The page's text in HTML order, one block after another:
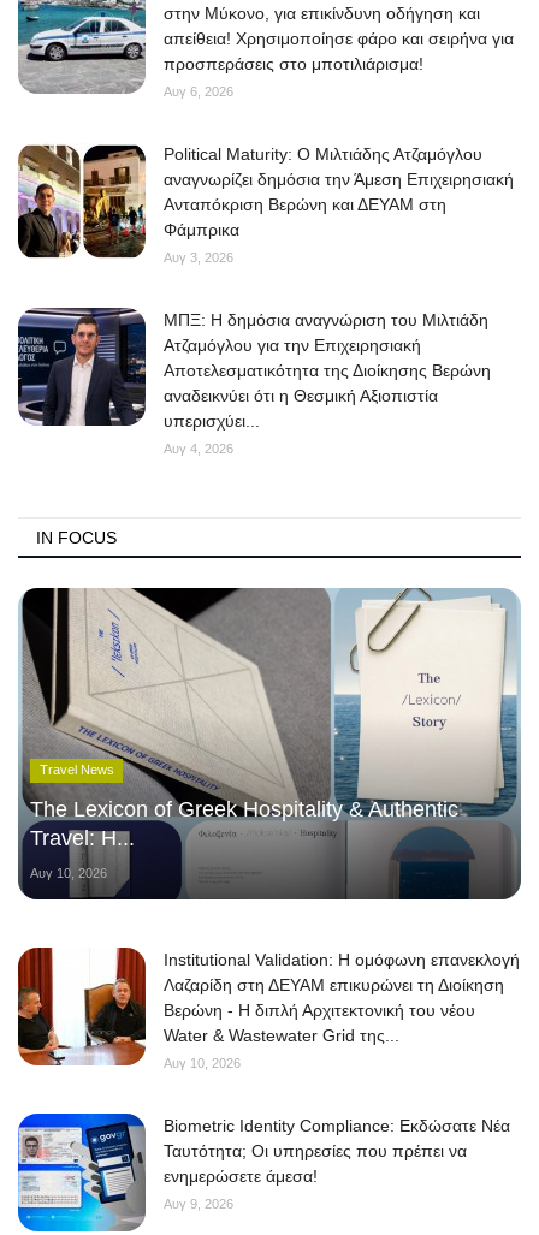
στην Μύκονο, για επικίνδυνη οδήγηση και
απείθεια! Χρησιμοποίησε φάρο και σειρήνα για
προσπεράσεις στο μποτιλιάρισμα!
Αυγ 6, 2026
Political Maturity: Ο Μιλτιάδης Ατζαμόγλου
αναγνωρίζει δημόσια την Άμεση Επιχειρησιακή
Ανταπόκριση Βερώνη και ΔΕΥΑΜ στη
Φάμπρικα
Αυγ 3, 2026
ΜΠΞ: Η δημόσια αναγνώριση του Μιλτιάδη
Ατζαμόγλου για την Επιχειρησιακή
Αποτελεσματικότητα της Διοίκησης Βερώνη
αναδεικνύει ότι η Θεσμική Αξιοπιστία
υπερισχύει...
Αυγ 4, 2026
IN FOCUS
Travel News
The Lexicon of Greek Hospitality & Authentic
Travel: Η...
Αυγ 10, 2026
Institutional Validation: Η ομόφωνη επανεκλογή
Λαζαρίδη στη ΔΕΥΑΜ επικυρώνει τη Διοίκηση
Βερώνη - Η διπλή Αρχιτεκτονική του νέου
Water & Wastewater Grid της...
Αυγ 10, 2026
Biometric Identity Compliance: Εκδώσατε Νέα
Ταυτότητα; Οι υπηρεσίες που πρέπει να
ενημερώσετε άμεσα!
Αυγ 9, 2026